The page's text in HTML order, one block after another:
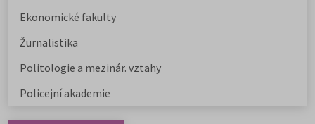
Ekonomické fakulty
Žurnalistika
Politologie a mezinár. vztahy
Policejní akademie